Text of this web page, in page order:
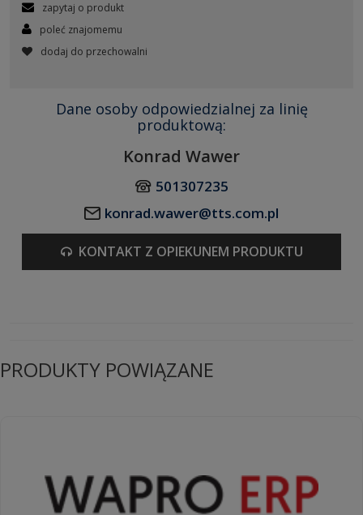
zapytaj o produkt
poleć znajomemu
dodaj do przechowalni
Dane osoby odpowiedzialnej za linię
produktową:
Konrad Wawer
501307235
konrad.wawer@tts.com.pl
KONTAKT Z OPIEKUNEM PRODUKTU
PRODUKTY POWIĄZANE